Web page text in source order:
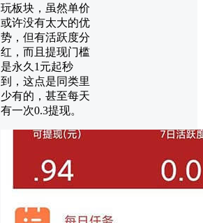
玩板块，虽然单价
或许没有太大的优
势，但有活跃度分
红，而且提现门槛
是永久1元起秒
到，这点是同类里
少有的，甚至每天
有一次0.3提现。